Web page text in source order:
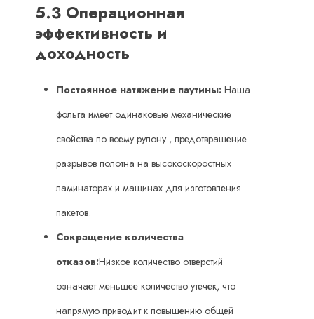
5.3 Операционная
эффективность и
доходность
Постоянное натяжение паутины:​ Наша
фольга имеет одинаковые механические
свойства по всему рулону., предотвращение
разрывов полотна на высокоскоростных
ламинаторах и машинах для изготовления
пакетов.
Сокращение количества
отказов:Низкое количество отверстий
означает меньшее количество утечек, что
напрямую приводит к повышению общей